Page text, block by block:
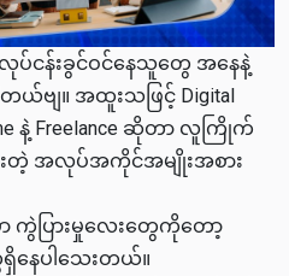
လုပ်ငန်းခွင်ဝင်နေသူတွေ အနေနဲ့
ယ်ဗျ။ အထူးသဖြင့် Digital
နဲ့ Freelance ဆိုတာ လူကြိုက်
ားတဲ့ အလုပ်အကိုင်အမျိုးအစား
ကွဲပြားမှုလေးတွေကိုတော့
ရှိနေပါသေးတယ်။